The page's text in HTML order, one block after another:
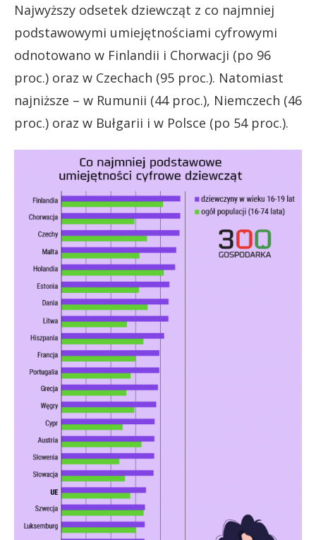
Najwyższy odsetek dziewcząt z co najmniej
podstawowymi umiejętnościami cyfrowymi
odnotowano w Finlandii i Chorwacji (po 96
proc.) oraz w Czechach (95 proc.). Natomiast
najniższe – w Rumunii (44 proc.), Niemczech (46
proc.) oraz w Bułgarii i w Polsce (po 54 proc.).